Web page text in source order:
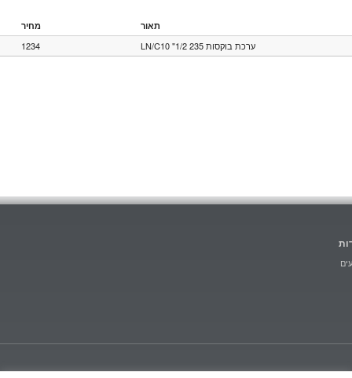
תאור מחיר
ערכת בוקסות 235 1/2" LN/C10 1234